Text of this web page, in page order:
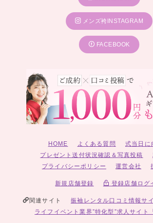
メンズ袴INSTAGRAM
FACEBOOK
HOME よくある質問
式当日に
プレゼント送付状況確認＆写真投稿
プライバシーポリシー
運営会社
新規店舗登録 登録店舗ログ
関連サイト
振袖レンタル口コミ情報サ
ライフイベント業界”特化型”求人サイト